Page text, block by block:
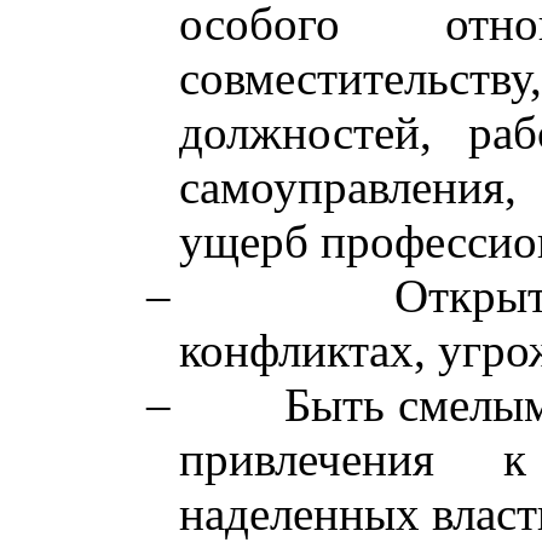
особого
должностей,
ущерб
–
конфликтах,
–
Быть
привлечения
наделенных